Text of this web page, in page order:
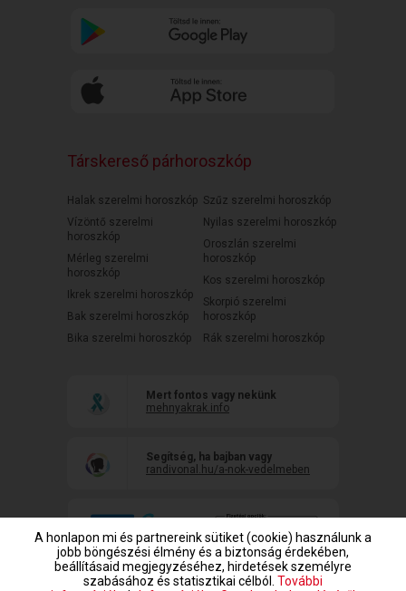
Társkereső párhoroszkóp
Halak szerelmi horoszkóp
Vízöntő szerelmi
horoszkóp
Mérleg szerelmi
horoszkóp
Ikrek szerelmi horoszkóp
Bak szerelmi horoszkóp
Bika szerelmi horoszkóp
Szűz szerelmi horoszkóp
Nyilas szerelmi horoszkóp
Oroszlán szerelmi
horoszkóp
Kos szerelmi horoszkóp
Skorpió szerelmi
horoszkóp
Rák szerelmi horoszkóp
Mert fontos vagy nekünk
mehnyakrak.info
Segítség, ha bajban vagy
randivonal.hu/a-nok-vedelmeben
A honlapon mi és partnereink sütiket (cookie) használunk a
jobb böngészési élmény és a biztonság érdekében,
beállításaid megjegyzéséhez, hirdetések személyre
szabásához és statisztikai célból. További